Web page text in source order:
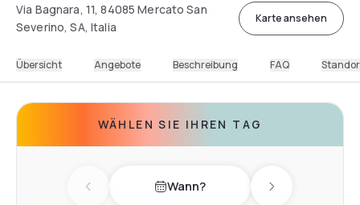
Via Bagnara, 11, 84085 Mercato San
Severino, SA, Italia
Karte ansehen
Übersicht Angebote Beschreibung FAQ
WÄHLEN SIE IHREN TAG
Previous day Wann? Next day